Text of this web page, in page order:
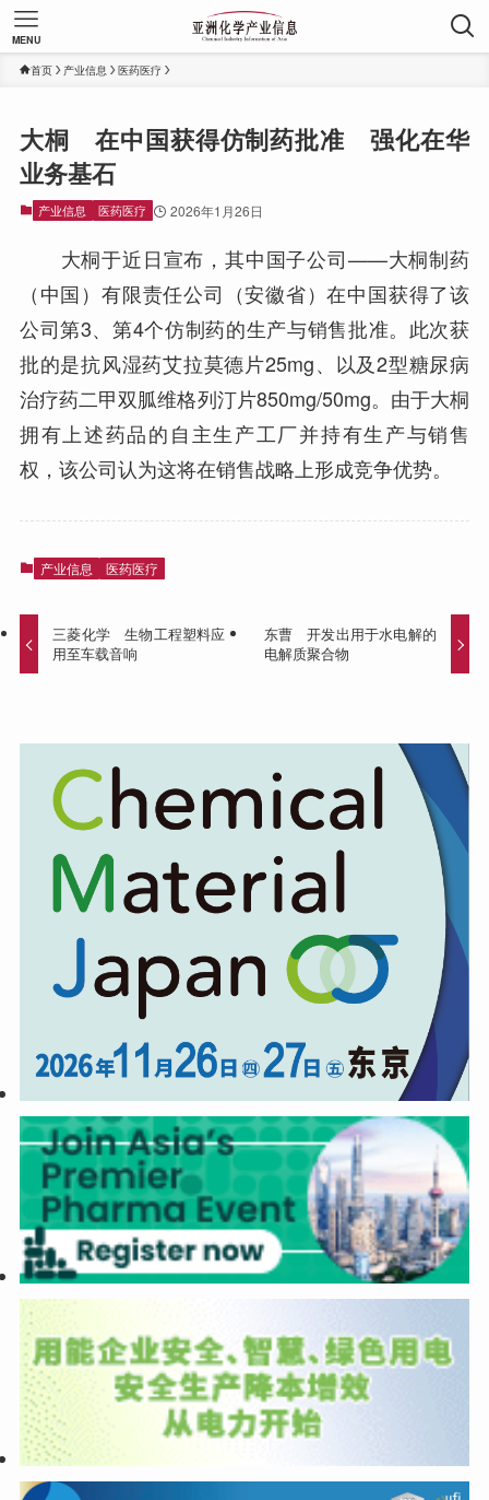
MENU
首页 产业信息 医药医疗
大桐 在中国获得仿制药批准 强化在华
业务基石
产业信息 医药医疗 2026年1月26日
大桐于近日宣布，其中国子公司——大桐制药
（中国）有限责任公司（安徽省）在中国获得了该
公司第3、第4个仿制药的生产与销售批准。此次获
批的是抗风湿药艾拉莫德片25mg、以及2型糖尿病
治疗药二甲双胍维格列汀片850mg/50mg。由于大桐
拥有上述药品的自主生产工厂并持有生产与销售
权，该公司认为这将在销售战略上形成竞争优势。
产业信息 医药医疗
三菱化学 生物工程塑料应
用至车载音响
东曹 开发出用于水电解的
电解质聚合物